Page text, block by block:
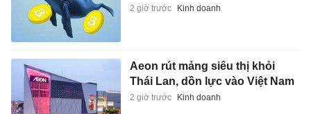
2 giờ trước Kinh doanh
Aeon rút mảng siêu thị khỏi
Thái Lan, dồn lực vào Việt Nam
2 giờ trước Kinh doanh